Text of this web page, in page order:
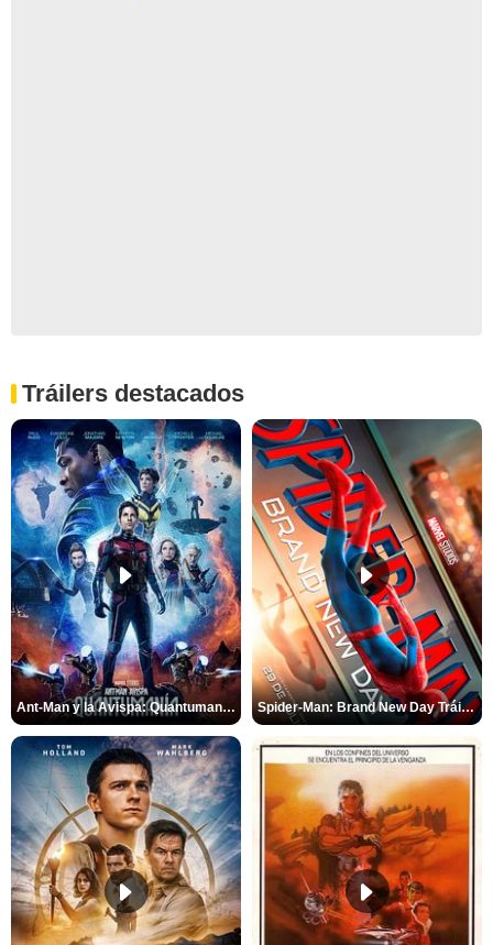
Tráilers destacados
Ant-Man y la Avispa: Quantumanía Tráiler (2) Spider-Man: Brand New Day Tráiler (3)